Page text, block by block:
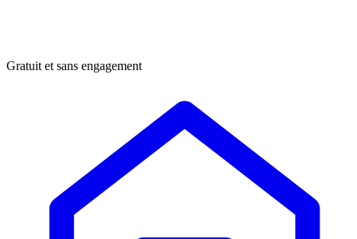
Gratuit et sans engagement